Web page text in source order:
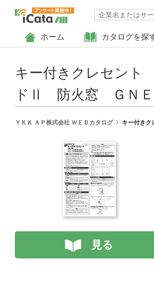
ホーム カタログを探
キー付きクレセン
ドⅡ 防火窓 ＧＮＥ
ＹＫＫ ＡＰ株式会社 ＷＥＢカタログ キー付き
見る